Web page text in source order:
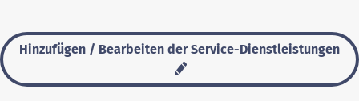
Hinzufügen / Bearbeiten der Service-Dienstleistungen